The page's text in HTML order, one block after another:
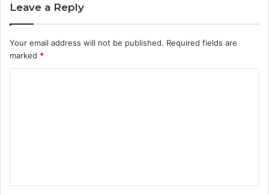
Leave a Reply
Your email address will not be published. Required fields are
marked *
t